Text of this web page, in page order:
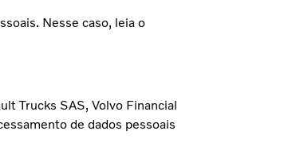
Nesse caso, leia o
Trucks SAS, Volvo Financial
de dados pessoais